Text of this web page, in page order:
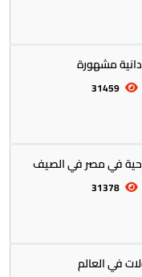
مشهورة
31459
في مصر في الصيف
31378
العالم